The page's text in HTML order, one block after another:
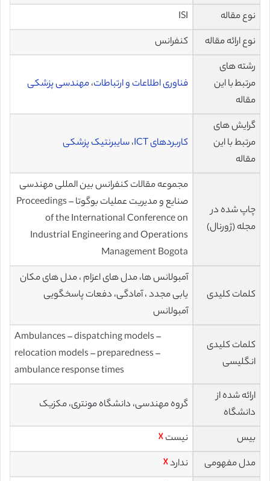
نوع مقاله
ISI
نوع ارائه مقاله
کنفرانس
رشته های
مرتبط با این
مقاله
فناوری اطلاعات و ارتباطات،مهندسی پزشکی
گرایش های
مرتبط با این
مقاله
کاربردهای ICT ،سایبرنتیک پزشکی
چاپ شده در
مجله (ژورنال)
مجموعه مقالات کنفرانس بین المللی مهندسی
صنایع و مدیریت عملیات بوگوتا – Proceedings
of the International Conference on
Industrial Engineering and Operations
Management Bogota
کلمات کلیدی
آمبولانس ها، مدل های اعزام ، مدل های مکان
یابی مجدد ، آمادگی، دفعات پاسخگویی
آمبولانس
کلمات کلیدی
انگلیسی
Ambulances – dispatching models –
relocation models – preparedness –
ambulance response times
ارائه شده از
دانشگاه
گروه مهندسی، دانشگاه مونتری، مکزیک
بیس نیست☓
مدل مفهومی
ندارد☓